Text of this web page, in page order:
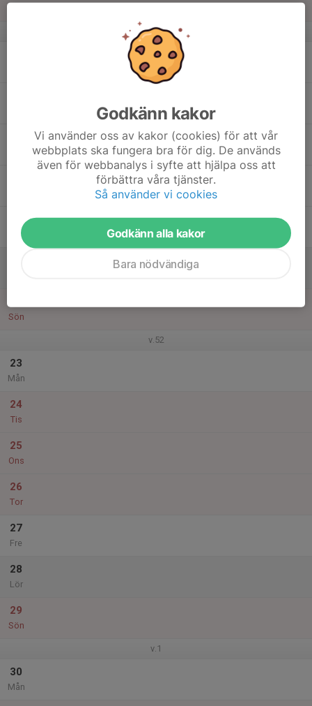
v.51
Fre
Sön
v.52
23
Mån
24
Tis
25
Ons
26
Tor
27
Fre
28
Lör
29
Sön
v.1
30
Mån
Godkänn kakor
Vi använder oss av kakor (cookies) för att vår
webbplats ska fungera bra för dig. De används
även för webbanalys i syfte att hjälpa oss att
förbättra våra tjänster.
Så använder vi cookies
Godkänn alla kakor
Bara nödvändiga